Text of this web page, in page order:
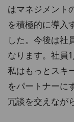
はマネジメント
を積極的に導入
した。今後は社
なります。社員
私はもっとスキ
をパートナーに
冗談を交えなが